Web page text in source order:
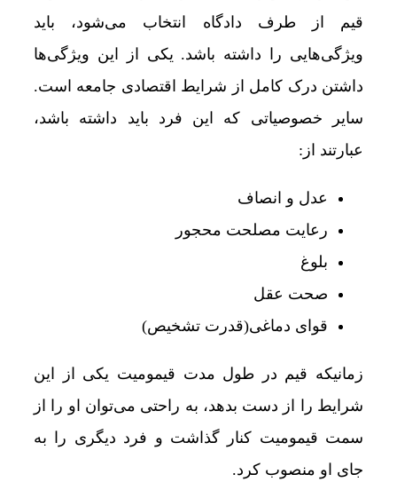
قیم از طرف دادگاه انتخاب می‌شود، باید
ویژگی‌هایی را داشته باشد. یکی از این ویژگی‌ها
داشتن درک کامل از شرایط اقتصادی جامعه است.
سایر خصوصیاتی که این فرد باید داشته باشد،
عبارتند از:
عدل و انصاف
رعایت مصلحت محجور
بلوغ
صحت عقل
قوای دماغی(قدرت تشخیص)
زمانیکه قیم در طول مدت قیمومیت یکی از این
شرایط را از دست بدهد، به ‌راحتی می‌توان او را از
سمت قیمومیت کنار گذاشت و فرد دیگری را به
جای او منصوب کرد.